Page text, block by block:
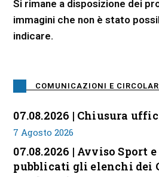
Si rimane a disposizione dei
immagini che non è stato
indicare.
COMUNICAZIONI E
07.08.2026 | Chiusura
7 Agosto 2026
07.08.2026 | Avviso Sport
pubblicati gli elenchi dei